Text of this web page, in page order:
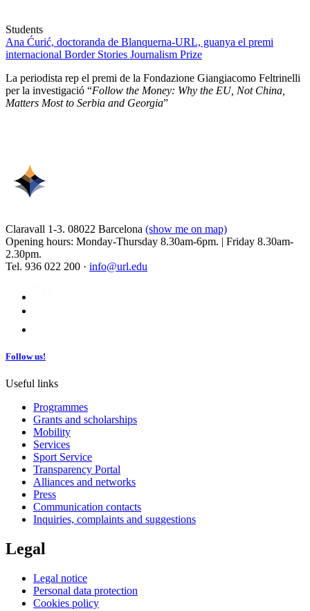
Students
Ana Ćurić, doctoranda de Blanquerna-URL, guanya el premi
internacional Border Stories Journalism Prize
La periodista rep el premi de la Fondazione Giangiacomo Feltrinelli
per la investigació “Follow the Money: Why the EU, Not China,
Matters Most to Serbia and Georgia”
Claravall 1-3. 08022 Barcelona (show me on map)
Opening hours: Monday-Thursday 8.30am-6pm. | Friday 8.30am-
2.30pm.
Tel. 936 022 200 · info@url.edu
Follow us!
Useful links
Programmes
Grants and scholarships
Mobility
Services
Sport Service
Transparency Portal
Alliances and networks
Press
Communication contacts
Inquiries, complaints and suggestions
Legal
Legal notice
Personal data protection
Cookies policy